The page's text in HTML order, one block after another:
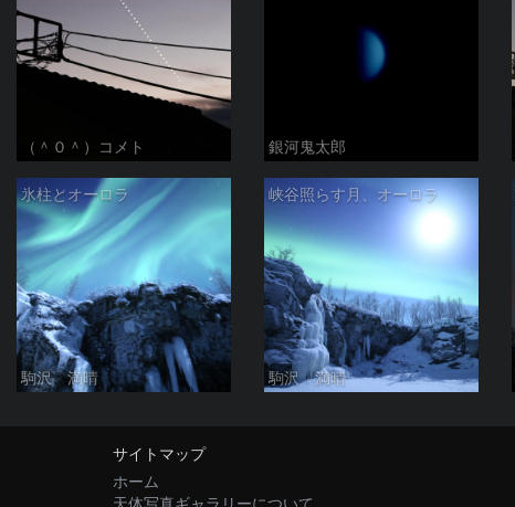
（＾０＾）コメト 銀河鬼太郎
氷柱とオーロラ
駒沢 満晴
峡谷照らす月、オーロラ
駒沢 満晴
サイトマップ
ホーム
天体写真ギャラリーについて